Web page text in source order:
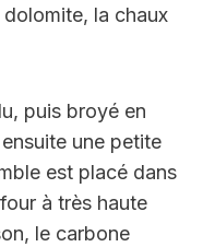
la chaux
puis broyé en
une petite
est placé dans
à très haute
le carbone